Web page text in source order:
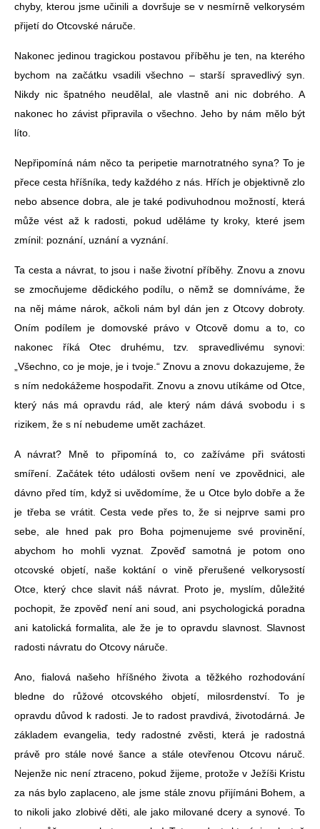
chyby, kterou jsme učinili a dovršuje se v nesmírně velkorysém
přijetí do Otcovské náruče.
Nakonec jedinou tragickou postavou příběhu je ten, na kterého
bychom na začátku vsadili všechno – starší spravedlivý syn.
Nikdy nic špatného neudělal, ale vlastně ani nic dobrého. A
nakonec ho závist připravila o všechno. Jeho by nám mělo být
líto.
Nepřipomíná nám něco ta peripetie marnotratného syna? To je
přece cesta hříšníka, tedy každého z nás. Hřích je objektivně zlo
nebo absence dobra, ale je také podivuhodnou možností, která
může vést až k radosti, pokud uděláme ty kroky, které jsem
zmínil: poznání, uznání a vyznání.
Ta cesta a návrat, to jsou i naše životní příběhy. Znovu a znovu
se zmocňujeme dědického podílu, o němž se domníváme, že
na něj máme nárok, ačkoli nám byl dán jen z Otcovy dobroty.
Oním podílem je domovské právo v Otcově domu a to, co
nakonec říká Otec druhému, tzv. spravedlivému synovi:
„Všechno, co je moje, je i tvoje.“ Znovu a znovu dokazujeme, že
s ním nedokážeme hospodařit. Znovu a znovu utíkáme od Otce,
který nás má opravdu rád, ale který nám dává svobodu i s
rizikem, že s ní nebudeme umět zacházet.
A návrat? Mně to připomíná to, co zažíváme při svátosti
smíření. Začátek této události ovšem není ve zpovědnici, ale
dávno před tím, když si uvědomíme, že u Otce bylo dobře a že
je třeba se vrátit. Cesta vede přes to, že si nejprve sami pro
sebe, ale hned pak pro Boha pojmenujeme své provinění,
abychom ho mohli vyznat. Zpověď samotná je potom ono
otcovské objetí, naše koktání o vině přerušené velkorysostí
Otce, který chce slavit náš návrat. Proto je, myslím, důležité
pochopit, že zpověď není ani soud, ani psychologická poradna
ani katolická formalita, ale že je to opravdu slavnost. Slavnost
radosti návratu do Otcovy náruče.
Ano, fialová našeho hříšného života a těžkého rozhodování
bledne do růžové otcovského objetí, milosrdenství. To je
opravdu důvod k radosti. Je to radost pravdivá, životodárná. Je
základem evangelia, tedy radostné zvěsti, která je radostná
právě pro stále nové šance a stále otevřenou Otcovu náruč.
Nejenže nic není ztraceno, pokud žijeme, protože v Ježíši Kristu
za nás bylo zaplaceno, ale jsme stále znovu přijímáni Bohem, a
to nikoli jako zlobivé děti, ale jako milované dcery a synové. To